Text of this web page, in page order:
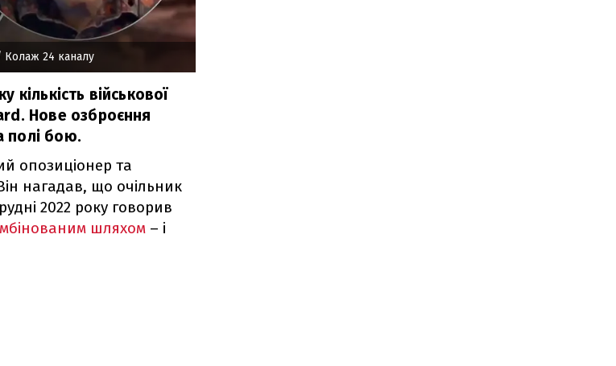
Колаж 24 каналу
кількість військової
Нове озброєння
полі бою.
опозиціонер та
нагадав, що очільник
2022 року говорив
шляхом – і